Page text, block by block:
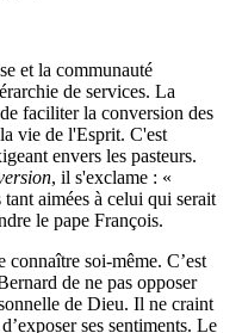
et la communauté
de services. La
faciliter la conversion des
vie de l'Esprit. C'est
envers les pasteurs.
, il s'exclame : «
aimées à celui qui serait
le pape François.
connaître soi-même. C’est
de ne pas opposer
de Dieu. Il ne craint
ses sentiments. Le